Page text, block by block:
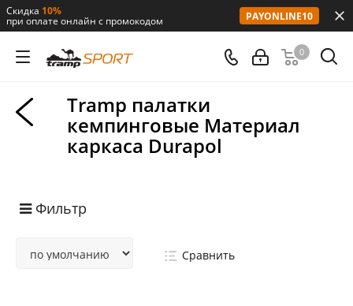
Скидка 10%
при оплате онлайн с промокодом PAYONLINE10
0
Tramp палатки
кемпинговые Материал
каркаса Durapol
Фильтр
Сравнить